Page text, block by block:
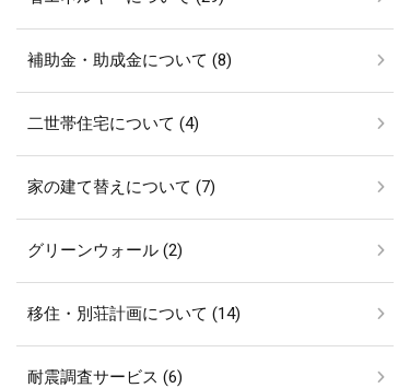
補助金・助成金について (8)
二世帯住宅について (4)
家の建て替えについて (7)
グリーンウォール (2)
移住・別荘計画について (14)
耐震調査サービス (6)